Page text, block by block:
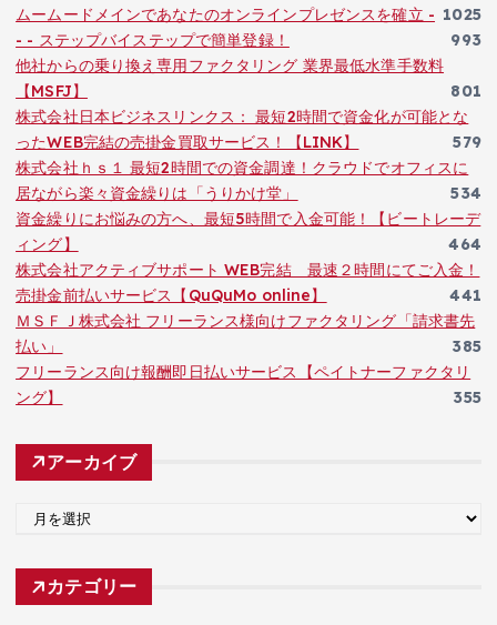
1025
ムームードメインであなたのオンラインプレゼンスを確立 -
- - ステップバイステップで簡単登録！
993
他社からの乗り換え専用ファクタリング 業界最低水準手数料
【MSFJ】
801
株式会社日本ビジネスリンクス： 最短2時間で資金化が可能とな
ったWEB完結の売掛金買取サービス！【LINK】
579
株式会社ｈｓ１ 最短2時間での資金調達！クラウドでオフィスに
居ながら楽々資金繰りは「うりかけ堂」
534
資金繰りにお悩みの方へ、最短5時間で入金可能！【ビートレーデ
ィング】
464
株式会社アクティブサポート WEB完結 最速２時間にてご入金！
売掛金前払いサービス【QuQuMo online】
441
ＭＳＦＪ株式会社 フリーランス様向けファクタリング「請求書先
払い」
385
フリーランス向け報酬即日払いサービス【ペイトナーファクタリ
ング】
355
アーカイブ
カ
カテゴリー